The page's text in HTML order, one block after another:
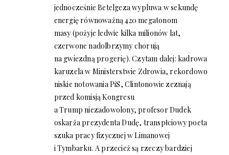
jednocześnie Betelgeza wypluwa w sekundę
energię równoważną 420 megatonom
masy (pożyje ledwie kilka milionów lat,
czerwone nadolbrzymy chorują
na gwiezdną progerię). Czytam dalej: kadrowa
karuzela w Ministerstwie Zdrowia, rekordowo
niskie notowania PiS, Clintonowie zeznają
przed komisją Kongresu
a Trump niezadowolony, profesor Dudek
oskarża prezydenta Dudę, transpłciowy poeta
szuka pracy fizycznej w Limanowej
i Tymbarku. A przecież są rzeczy bardziej